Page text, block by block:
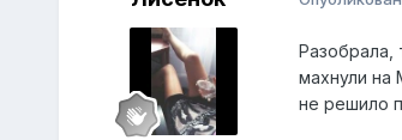
Разобрала,
махнули на
не решило